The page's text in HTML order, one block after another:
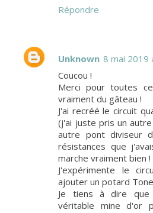
Répondre
Unknown 8 mai 2019
Coucou !
Merci pour toutes
vraiment du gâteau !
J'ai recréé le circuit
(j'ai juste pris un
autre pont diviseur
résistances que
marche vraiment bien !
J'expérimente le
ajouter un potard
Je tiens à dire
véritable mine d'or